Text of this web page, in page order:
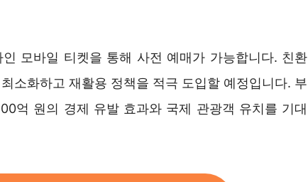
모바일 티켓을 통해 사전 예매가 가능합니다. 친환
소화하고 재활용 정책을 적극 도입할 예정입니다. 부
억 원의 경제 유발 효과와 국제 관광객 유치를 기대